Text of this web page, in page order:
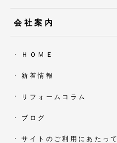
会社案内
ＨＯＭＥ
新着情報
リフォームコラム
ブログ
サイトのご利用にあたって